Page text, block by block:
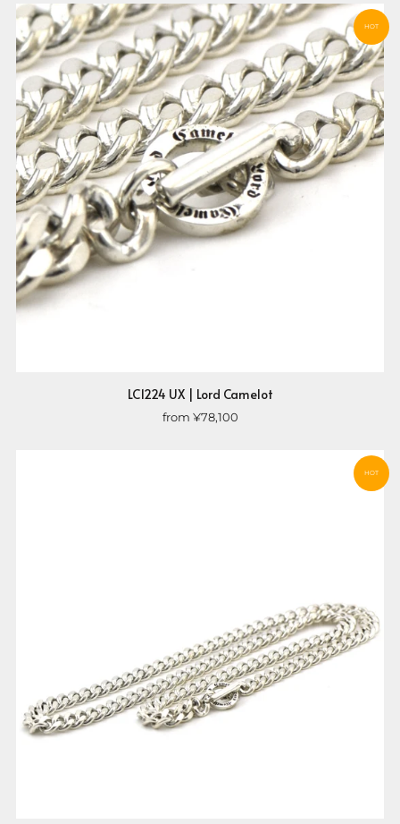
HOT
LC1224 UX | Lord Camelot
from ¥78,100
HOT